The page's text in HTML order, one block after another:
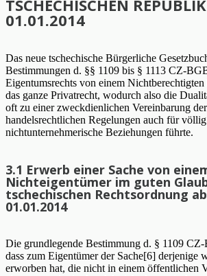
TSCHECHISCHEN
01.01.2014
Das neue tschechische Bürgerliche
Bestimmungen d. §§ 1109 bis § 1113 CZ-
Eigentumsrechts von einem
das ganze Privatrecht, wodurch also die
oft zu einer zweckdienlichen Vereinbarung
handelsrechtlichen Regelungen auch für völlig
nichtunternehmerische Beziehungen führte.
3.1 Erwerb einer Sache von
Nichteigentümer im guten
tschechischen Rechtsordnung
01.01.2014
Die grundlegende Bestimmung d. § 1109
dass zum Eigentümer der Sache[6] derjenige
erworben hat, die nicht in einem öffentlichen